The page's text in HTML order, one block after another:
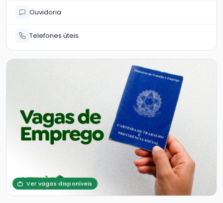
Ouvidoria
Telefones úteis
Ver vagas disponíveis